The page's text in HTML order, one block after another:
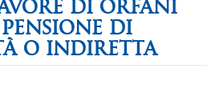
DI ORFANI
DI
O INDIRETTA